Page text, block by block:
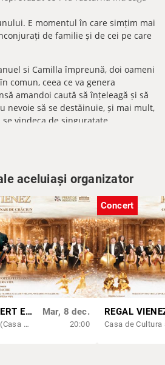
E momentul în care simțim mai
de familie și de cei pe care
si Camilla împreună, doi oameni
comun, ceea ce va genera
amandoi caută să înțeleagă și să
nevoie să se destăinuie, și mai mult,
vindeca de singuratate.
care ne invită să reflectăm
Medeea Marinescu
PRODUCTION
aceluiași organizator
REGAL VIENEZ - CONCERT EXTRAORDINAR DE CRACIUN | SIBIU
Centrul Cultural Ion Besoiu (Casa de Cultura a Sindicatelor) Sibiu
Mar, 8 dec.
20:00
Concert